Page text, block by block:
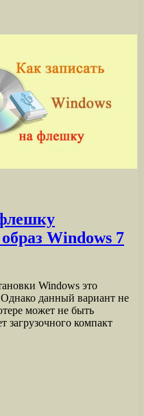
Windows 7
Windows это
Однако данный вариант не
может не быть
загрузочного компакт